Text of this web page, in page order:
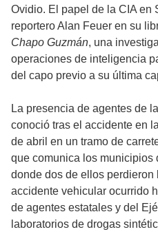
Ovidio. El papel de la CIA en
reportero Alan Feuer en su
Chapo Guzmán, una
operaciones de inteligencia
del capo previo a su última
La presencia de agentes de la
conoció tras el accidente en
de abril en un tramo de
que comunica los municipios
donde dos de ellos perdieron
accidente vehicular ocurrido
de agentes estatales y del
laboratorios de drogas